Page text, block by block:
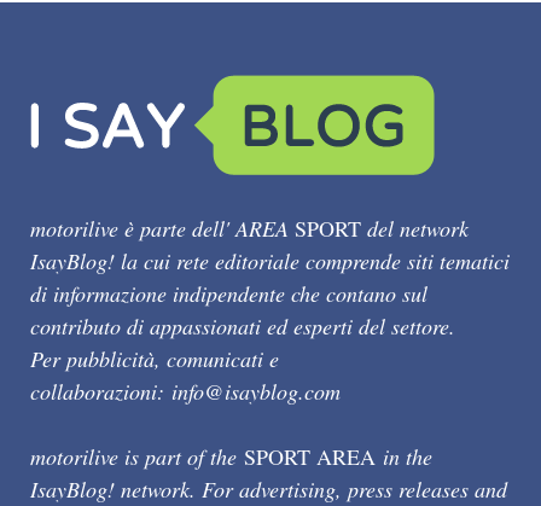
motorilive è parte dell' AREA SPORT del network
IsayBlog! la cui rete editoriale comprende siti tematici
di informazione indipendente che contano sul
contributo di appassionati ed esperti del settore.
Per pubblicità, comunicati e
collaborazioni: info@isayblog.com
motorilive is part of the SPORT AREA in the
IsayBlog! network. For advertising, press releases and